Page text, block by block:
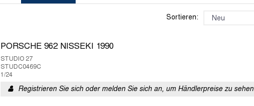
Sortieren:
PORSCHE 962 NISSEKI 1990
STUDIO 27
STUDC0469C
1/24
Registrieren Sie sich oder melden Sie sich an, um Händlerpreise zu sehen